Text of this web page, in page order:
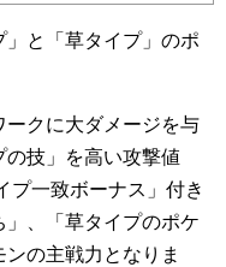
と「草タイプ」のポ
クに大ダメージを与
技」を高い攻撃値
プ一致ボーナス」付き
、「草タイプのポケ
の主戦力となりま